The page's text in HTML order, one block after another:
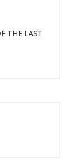
THE LAST